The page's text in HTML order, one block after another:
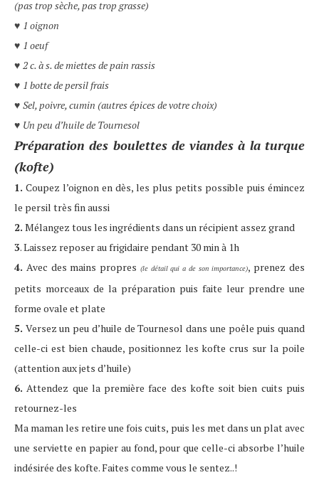
(pas trop sèche, pas trop grasse)
♥ 1 oignon
♥ 1 oeuf
♥ 2 c. à s. de miettes de pain rassis
♥ 1 botte de persil frais
♥ Sel, poivre, cumin (autres épices de votre choix)
♥ Un peu d’huile de Tournesol
Préparation des boulettes de viandes à la turque
(kofte)
1. Coupez l’oignon en dès, les plus petits possible puis émincez
le persil très fin aussi
2. Mélangez tous les ingrédients dans un récipient assez grand
3. Laissez reposer au frigidaire pendant 30 min à 1h
4. Avec des mains propres (le détail qui a de son importance), prenez des
petits morceaux de la préparation puis faite leur prendre une
forme ovale et plate
5. Versez un peu d’huile de Tournesol dans une poêle puis quand
celle-ci est bien chaude, positionnez les kofte crus sur la poile
(attention aux jets d’huile)
6. Attendez que la première face des kofte soit bien cuits puis
retournez-les
Ma maman les retire une fois cuits, puis les met dans un plat avec
une serviette en papier au fond, pour que celle-ci absorbe l’huile
indésirée des kofte. Faites comme vous le sentez..!